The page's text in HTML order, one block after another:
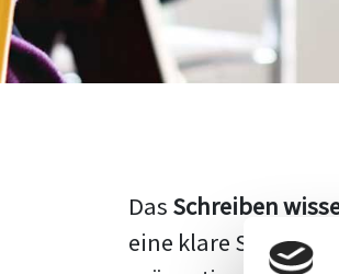
Das Schreiben
eine klare Struktur,